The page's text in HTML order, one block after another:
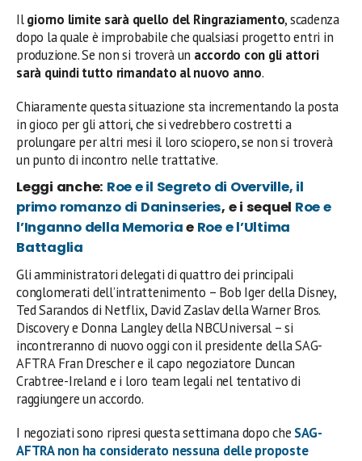
Ilgiorno limite sarà quello del Ringraziamento, scadenza
dopo la quale è improbabile che qualsiasi progetto entri in
produzione. Se non si troverà un accordo con gli attori
sarà quindi tutto rimandato al nuovo anno.
Chiaramente questa situazione sta incrementando la posta
in gioco per gli attori, che si vedrebbero costretti a
prolungare per altri mesi il loro sciopero, se non si troverà
un punto di incontro nelle trattative.
Leggi anche: Roe e il Segreto di Overville, il
primo romanzo di Daninseries, e i sequel Roe e
l’Inganno della Memoriae Roe e l’Ultima
Battaglia
Gli amministratori delegati di quattro dei principali
conglomerati dell’intrattenimento – Bob Iger della Disney,
Ted Sarandos di Netflix, David Zaslav della Warner Bros.
Discovery e Donna Langley della NBCUniversal – si
incontreranno di nuovo oggi con il presidente della SAG-
AFTRA Fran Drescher e il capo negoziatore Duncan
Crabtree-Ireland e i loro team legali nel tentativo di
raggiungere un accordo.
I negoziati sono ripresi questa settimana dopo che SAG-
AFTRA non ha considerato nessuna delle proposte